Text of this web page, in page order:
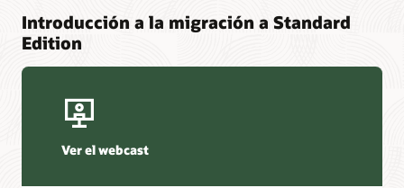
Introducción a la migración a Standard
Edition
Ver el webcast